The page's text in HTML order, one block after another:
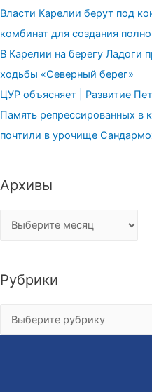
Власти Карелии берут под
комбинат для создания
В Карелии на берегу Ладоги
ходьбы «Северный берег»
ЦУР объясняет | Развитие
Память репрессированных в
почтили в урочище
Архивы
Архивы
Рубрики
Рубрики